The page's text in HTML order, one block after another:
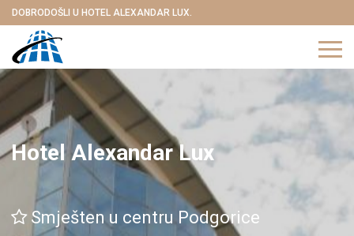
DOBRODOŠLI U HOTEL ALEXANDAR LUX.
Hotel Alexandar Lux
Smješten u centru Podgorice